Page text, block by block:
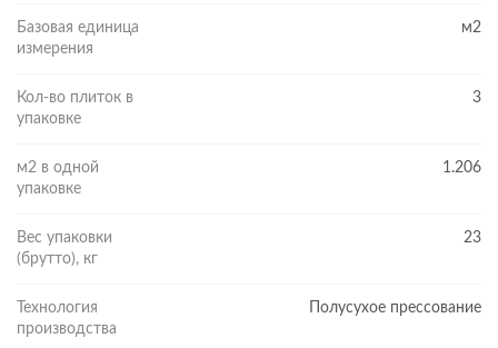
Базовая единица
измерения
м2
Кол-во плиток в
упаковке
3
м2 в одной
упаковке
1.206
Вес упаковки
(брутто), кг
23
Технология
производства
Полусухое прессование